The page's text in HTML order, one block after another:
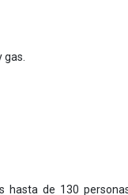
hasta de 130